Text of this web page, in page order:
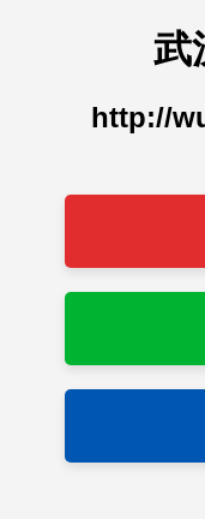
武
http://